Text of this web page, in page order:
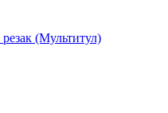
(Мультитул)